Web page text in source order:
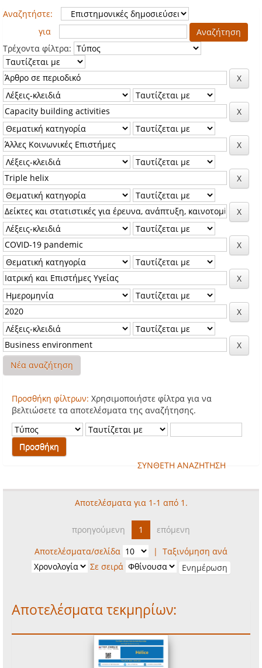
Αναζητήστε:
για
Τρέχοντα φίλτρα:
Νέα αναζήτηση
Προσθήκη φίλτρων: Χρησιμοποιήστε φίλτρα για να
βελτιώσετε τα αποτελέσματα της αναζήτησης.
ΣΥΝΘΕΤΗ ΑΝΑΖΗΤΗΣΗ
Αποτελέσματα για 1-1 από 1.
προηγούμενη 1
επόμενη
Αποτελέσματα/σελίδα
| Ταξινόμηση ανά
Σε σειρά
Αποτελέσματα τεκμηρίων: